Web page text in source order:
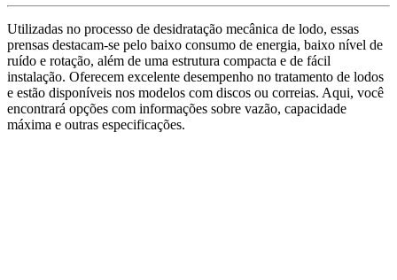
Utilizadas no processo de desidratação mecânica de lodo, essas
prensas destacam-se pelo baixo consumo de energia, baixo nível de
ruído e rotação, além de uma estrutura compacta e de fácil
instalação. Oferecem excelente desempenho no tratamento de lodos
e estão disponíveis nos modelos com discos ou correias. Aqui, você
encontrará opções com informações sobre vazão, capacidade
máxima e outras especificações.